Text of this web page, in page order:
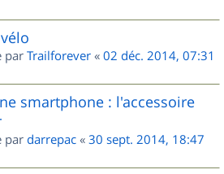
par Trailforever « 02 déc. 2014, 07:31
smartphone : l'accessoire
par darrepac « 30 sept. 2014, 18:47